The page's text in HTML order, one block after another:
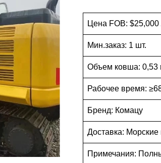
Цена FOB: $25,000
Мин.заказ: 1 шт.
Объем ковша: 0,53
Рабочее время:
Бренд: Комацу
Доставка:
Примечания: